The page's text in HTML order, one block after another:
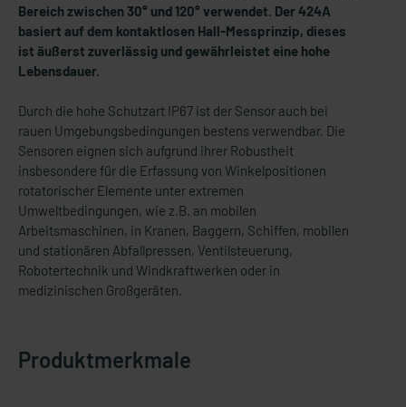
Bereich zwischen 30° und 120° verwendet. Der 424A
basiert auf dem kontaktlosen Hall-Messprinzip, dieses
ist äußerst zuverlässig und gewährleistet eine hohe
Lebensdauer.
Durch die hohe Schutzart IP67 ist der Sensor auch bei
rauen Umgebungsbedingungen bestens verwendbar. Die
Sensoren eignen sich aufgrund ihrer Robustheit
insbesondere für die Erfassung von Winkelpositionen
rotatorischer Elemente unter extremen
Umweltbedingungen, wie z.B. an mobilen
Arbeitsmaschinen, in Kranen, Baggern, Schiffen, mobilen
und stationären Abfallpressen, Ventilsteuerung,
Robotertechnik und Windkraftwerken oder in
medizinischen Großgeräten.
Produktmerkmale